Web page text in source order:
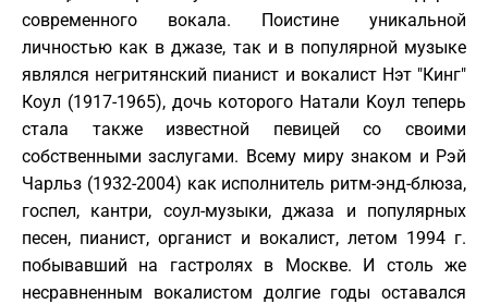
современного вокала. Поистине уникальной
личностью как в джазе, так и в популярной музыке
являлся негритянский пианист и вокалист Нэт "Кинг"
Коул (1917-1965), дочь которого Натали Koул теперь
стала также известной певицей со своими
собственными заслугами. Всему миру знаком и Рэй
Чарльз (1932-2004) как исполнитель ритм-энд-блюза,
госпел, кантри, соул-музыки, джаза и популярных
песен, пианист, органист и вокалист, летом 1994 г.
побывавший на гастролях в Москве. И столь же
несравненным вокалистом долгие годы oставался